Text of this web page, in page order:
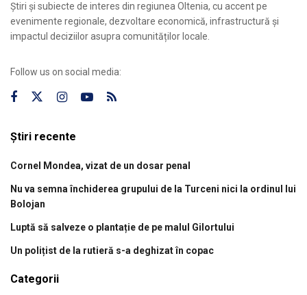
Știri și subiecte de interes din regiunea Oltenia, cu accent pe
evenimente regionale, dezvoltare economică, infrastructură și
impactul deciziilor asupra comunităților locale.
Follow us on social media:
Știri recente
Cornel Mondea, vizat de un dosar penal
Nu va semna închiderea grupului de la Turceni nici la ordinul lui
Bolojan
Luptă să salveze o plantație de pe malul Gilortului
Un polițist de la rutieră s-a deghizat în copac
Categorii